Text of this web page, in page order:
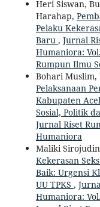
Heri Siswan,
Harahap,
Pelaku
Baru , Jurnal
Humaniora:
Rumpun Ilmu
Bohari
Pelaksanaan
Kabupaten
Sosial, Politik
Jurnal Riset
Humaniora
Maliki
Kekerasan
Baik: Urgensi
UU TPKS ,
Humaniora: